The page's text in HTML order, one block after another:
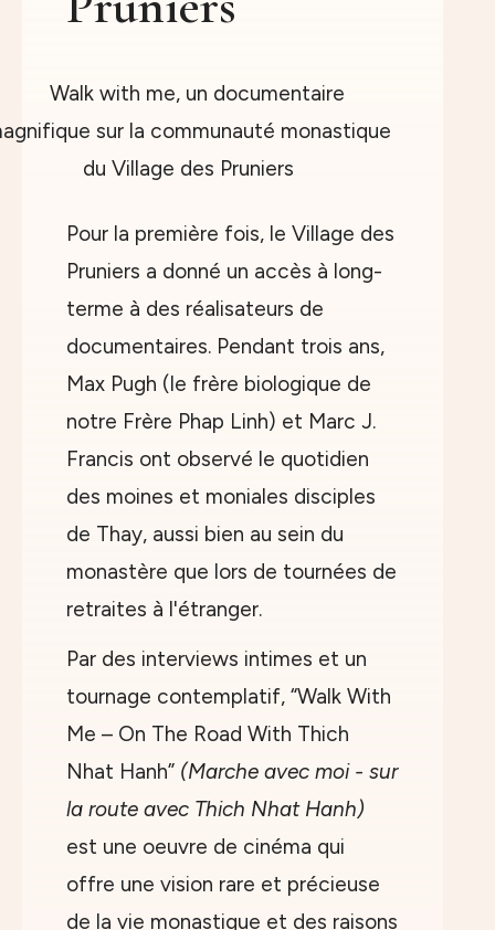
Pour la première fois, le Village des
Pruniers a donné un accès à long-
terme à des réalisateurs de
documentaires. Pendant trois ans,
Max Pugh (le frère biologique de
notre Frère Phap Linh) et Marc J.
Francis ont observé le quotidien
des moines et moniales disciples
de Thay, aussi bien au sein du
monastère que lors de tournées de
retraites à l'étranger.
Par des interviews intimes et un
tournage contemplatif, “Walk With
Me – On The Road With Thich
Nhat Hanh” (Marche avec moi - sur
la route avec Thich Nhat Hanh)
est une oeuvre de cinéma qui
offre une vision rare et précieuse
de la vie monastique et des raisons